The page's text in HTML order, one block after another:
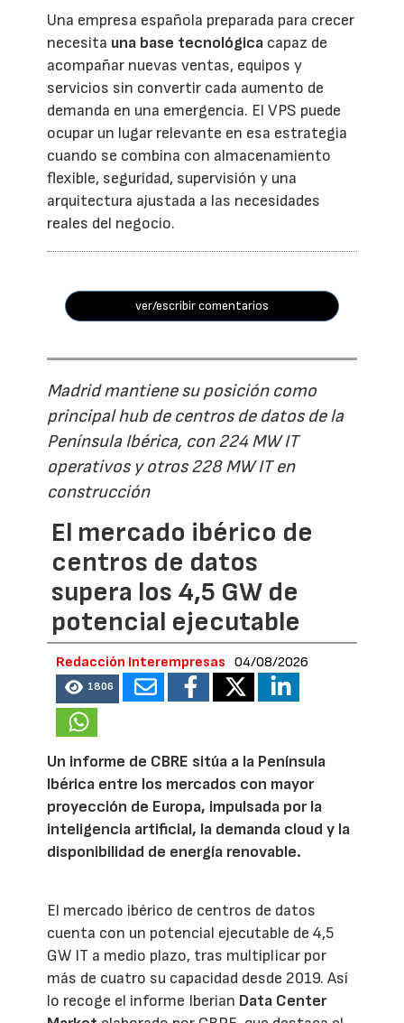
Una empresa española preparada para crecer
necesita una base tecnológica capaz de
acompañar nuevas ventas, equipos y
servicios sin convertir cada aumento de
demanda en una emergencia. El VPS puede
ocupar un lugar relevante en esa estrategia
cuando se combina con almacenamiento
flexible, seguridad, supervisión y una
arquitectura ajustada a las necesidades
reales del negocio.
ver/escribir comentarios
Madrid mantiene su posición como
principal hub de centros de datos de la
Península Ibérica, con 224 MW IT
operativos y otros 228 MW IT en
construcción
El mercado ibérico de
centros de datos
supera los 4,5 GW de
potencial ejecutable
Redacción Interempresas 04/08/2026
1806
Un informe de CBRE sitúa a la Península
Ibérica entre los mercados con mayor
proyección de Europa, impulsada por la
inteligencia artificial, la demanda cloud y la
disponibilidad de energía renovable.
El mercado ibérico de centros de datos
cuenta con un potencial ejecutable de 4,5
GW IT a medio plazo, tras multiplicar por
más de cuatro su capacidad desde 2019. Así
lo recoge el informe Iberian Data Center